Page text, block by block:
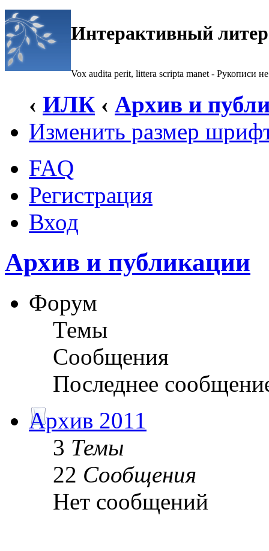
Интерактивный
Vox audita perit, littera scripta manet - Рукописи не
‹ ИЛК ‹ Архив и
Изменить размер
FAQ
Регистрация
Вход
Архив и публикации
Форум
Темы
Сообщения
Последнее
Архив 2011
3 Темы
22 Сообщения
Нет сообщений